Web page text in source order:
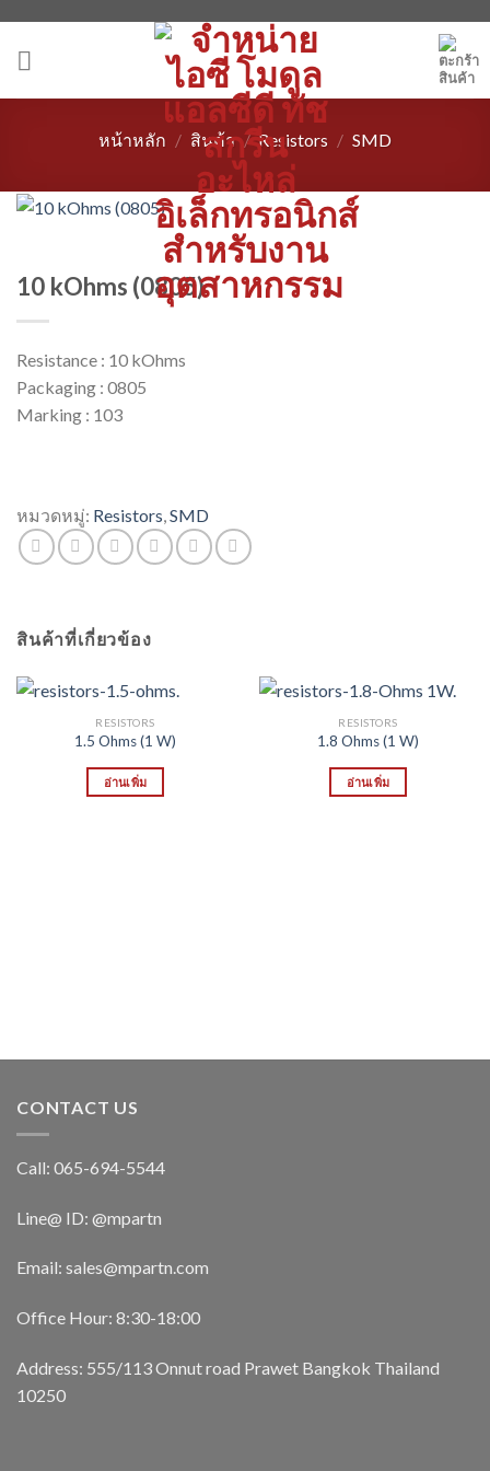
content
หน้าหลัก / สินค้า / Resistors / SMD
10 kOhms (0805)
Resistance : 10 kOhms
Packaging : 0805
Marking : 103
หมวดหมู่: Resistors,SMD
สินค้าที่เกี่ยวข้อง
RESISTORS
1.5 Ohms (1 W)
อ่านเพิ่ม
RESISTORS
1.8 Ohms (1 W)
อ่านเพิ่ม
CONTACT US
Call: 065-694-5544
Line@ ID: @mpartn
Email: sales@mpartn.com
Office Hour: 8:30-18:00
Address: 555/113 Onnut road Prawet Bangkok Thailand
10250